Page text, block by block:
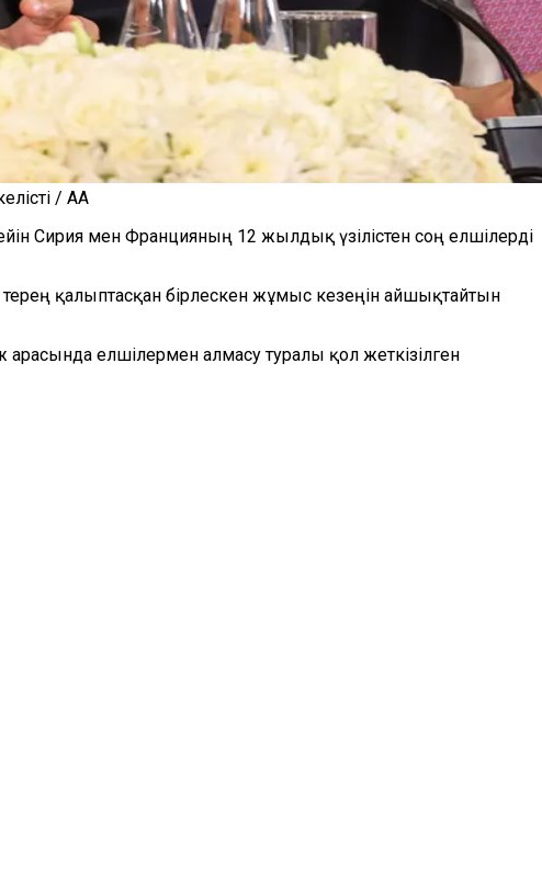
/ AA
Сирия мен Францияның 12 жылдық үзілістен соң елшілерді
қалыптасқан бірлескен жұмыс кезеңін айшықтайтын
елшілермен алмасу туралы қол жеткізілген